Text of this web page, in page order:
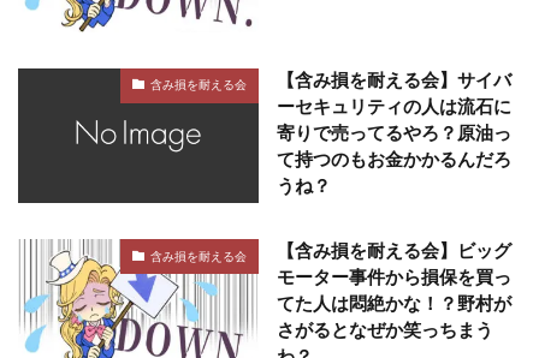
含み損を耐える会
【含み損を耐える会】サイバ
ーセキュリティの人は流石に
寄りで売ってるやろ？原油っ
て持つのもお金かかるんだろ
うね？
含み損を耐える会
【含み損を耐える会】ビッグ
モーター事件から損保を買っ
てた人は悶絶かな！？野村が
さがるとなぜか笑っちまう